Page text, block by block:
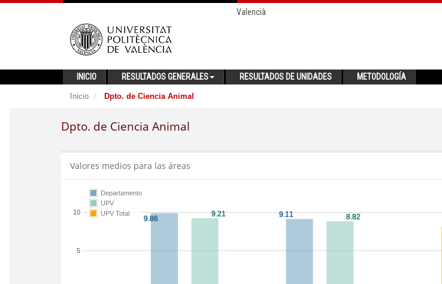
Valencià
INICIO RESULTADOS GENERALES RESULTADOS DE UNIDADES METODOLOGÍA
Inicio Dpto. de Ciencia Animal
Dpto. de Ciencia Animal
Valores medios para las áreas
5
10
Departamento
UPV
UPV Total